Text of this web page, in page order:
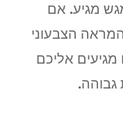
מגיע. אם
הצבעוני
מגיעים אליכם
גבוהה.